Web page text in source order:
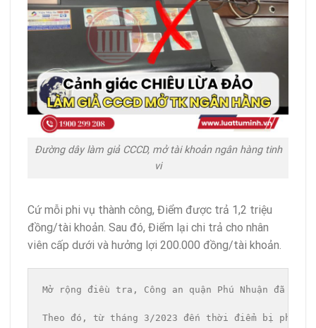
Đường dây làm giả CCCD, mở tài khoản ngân hàng tinh
vi
Cứ mỗi phi vụ thành công, Điểm được trả 1,2 triệu
đồng/tài khoản. Sau đó, Điểm lại chi trả cho nhân
viên cấp dưới và hưởng lợi 200.000 đồng/tài khoản.
Mở rộng điều tra, Công an quận Phú Nhuận đã
Theo đó, từ tháng 3/2023 đến thời điểm bị phát